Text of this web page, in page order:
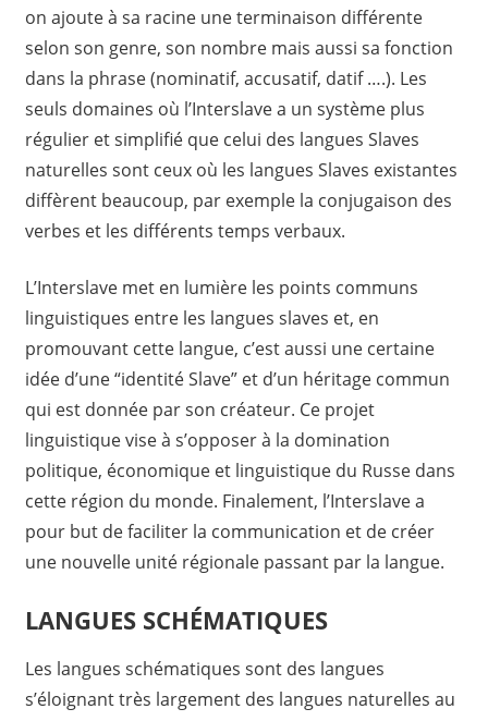
on ajoute à sa racine une terminaison différente
selon son genre, son nombre mais aussi sa fonction
dans la phrase (nominatif, accusatif, datif ….). Les
seuls domaines où l’Interslave a un système plus
régulier et simplifié que celui des langues Slaves
naturelles sont ceux où les langues Slaves existantes
diffèrent beaucoup, par exemple la conjugaison des
verbes et les différents temps verbaux.
L’Interslave met en lumière les points communs
linguistiques entre les langues slaves et, en
promouvant cette langue, c’est aussi une certaine
idée d’une “identité Slave” et d’un héritage commun
qui est donnée par son créateur. Ce projet
linguistique vise à s’opposer à la domination
politique, économique et linguistique du Russe dans
cette région du monde. Finalement, l’Interslave a
pour but de faciliter la communication et de créer
une nouvelle unité régionale passant par la langue.
LANGUES SCHÉMATIQUES
Les langues schématiques sont des langues
s’éloignant très largement des langues naturelles au